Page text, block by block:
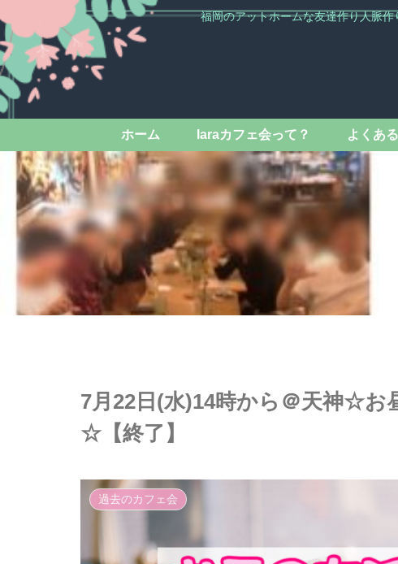
福岡のアットホームな友達作り人脈
ホーム laraカフェ会って？ よくあ
7月22日(水)14時から＠天神☆お
☆【終了】
過去のカフェ会